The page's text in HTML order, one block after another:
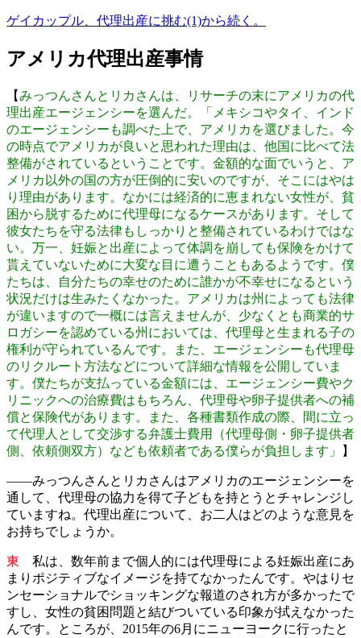
ゲイカップル、代理出産に挑む(1)から続く。
アメリカ代理出産事情
【みっつんさんとリカさんは、リサーチの末にアメリカの代
理出産エージェンシーを選んだ。「メキシコやタイ、インド
のエージェンシーも調べた上で、アメリカを選びました。今
の時点でアメリカが良いと思われた理由は、他国に比べて法
整備がされているということです。金額的な面でいうと、ア
メリカ以外の国の方が圧倒的に安いのですが、そこにはやは
り理由があります。なかには経済的に恵まれない女性が、貧
困から脱するために代理母になるケースがあります。そして
彼女たちを守る法律もしっかりと整備されているわけではな
い。万一、妊娠と出産によって体調を崩しても保険をかけて
貰えていないために大変な目に遭うこともあるようです。僕
たちは、自分たちの幸せのために誰かが不幸せになるという
状況だけは生みたくなかった。アメリカは州によっても法律
が違いますので一概には言えませんが、少なくとも商業的サ
ロガシーを認めている州においては、代理母と生まれる子の
権利が守られているんです。また、エージェンシーも代理母
のリクルート方法などについて詳細な情報を公開していま
す。僕たちが支払っている金額には、エージェンシー費やク
リニックへの治療費はもちろん、代理母や卵子提供者への補
償と保険代があります。また、各種書類作成の際、間に立っ
て代理人として交渉する弁護士費用（代理母側・卵子提供者
側、依頼側双方）なども依頼者である僕らが負担します」
】
――みっつんさんとリカさんはアメリカのエージェンシーを
通して、代理母の協力を得て子どもを持とうとチャレンジし
ていますね。代理出産について、お二人はどのような意見を
お持ちでしょうか。
東 私は、数年前まで個人的には代理母による妊娠出産にあ
まりポジティブなイメージを持てなかったんです。やはりセ
ンセーショナルでショッキングな報道のされ方が多かったで
すし、女性の貧困問題と結びついている印象が拭えなかった
んです。ところが、2015年の6月にニューヨークに行ったと